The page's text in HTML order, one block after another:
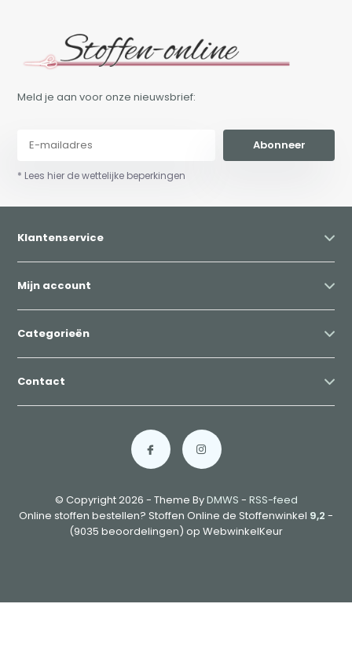
Meld je aan voor onze nieuwsbrief:
Abonneer
* Lees hier de wettelijke beperkingen
Klantenservice
Mijn account
Categorieën
Contact
© Copyright 2026 - Theme ByDMWS - RSS-feed
Online stoffen bestellen? Stoffen Online de Stoffenwinkel 9,2 -
(9035 beoordelingen) op WebwinkelKeur